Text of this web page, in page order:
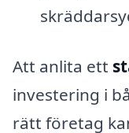
Att anlita ett
investering i
rätt företag